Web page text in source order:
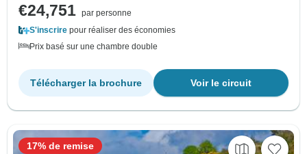
€24,751 par personne
S'inscrire pour réaliser des économies
Prix basé sur une chambre double
Voir le circuit
Télécharger la brochure
17% de remise